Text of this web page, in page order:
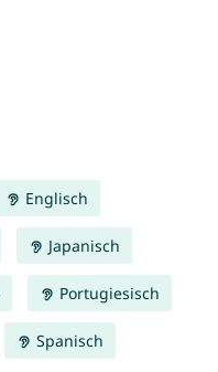
Englisch
Japanisch
Portugiesisch
Spanisch